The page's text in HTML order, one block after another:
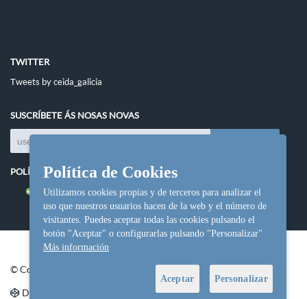
TWITTER
Tweets by ceida_galicia
SUSCRÍBETE ÁS NOSAS NOVAS
POLÍTICAS DO SITIO
Política de cookies
© Copyright Ceida.
Denvolvemento e deseño web
NetInformática
Política de Cookies
Utilizamos cookies propias y de terceros para analizar el
uso que nuestros usuarios hacen de la web y el número de
visitantes. Puedes aceptar todas las cookies pulsando el
botón "Aceptar" o configurarlas pulsando "Personalizar"
Más información
Aceptar Personalizar